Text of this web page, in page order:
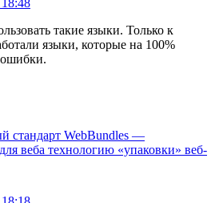
такие языки. Только к
языки, которые на 100%
стандарт WebBundles —
веба технологию «упаковки» веб-